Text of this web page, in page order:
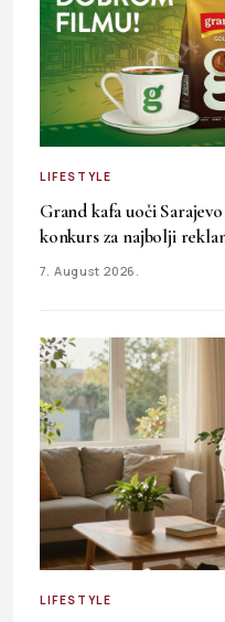
LIFESTYLE
Grand kafa uoči
konkurs za najbolji
7. August 2026.
LIFESTYLE